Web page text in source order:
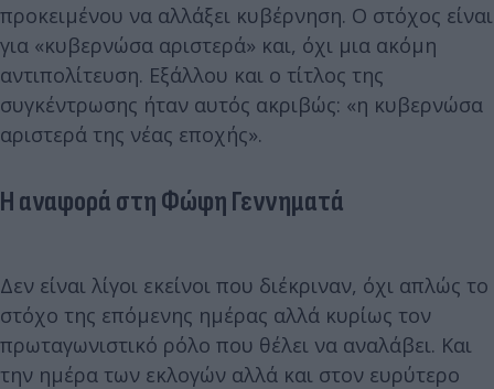
προκειμένου να αλλάξει κυβέρνηση. Ο στόχος είναι
για «κυβερνώσα αριστερά» και, όχι μια ακόμη
αντιπολίτευση. Εξάλλου και ο τίτλος της
συγκέντρωσης ήταν αυτός ακριβώς: «η κυβερνώσα
αριστερά της νέας εποχής».
Η αναφορά στη Φώφη Γεννηματά
Δεν είναι λίγοι εκείνοι που διέκριναν, όχι απλώς το
στόχο της επόμενης ημέρας αλλά κυρίως τον
πρωταγωνιστικό ρόλο που θέλει να αναλάβει. Και
την ημέρα των εκλογών αλλά και στον ευρύτερο